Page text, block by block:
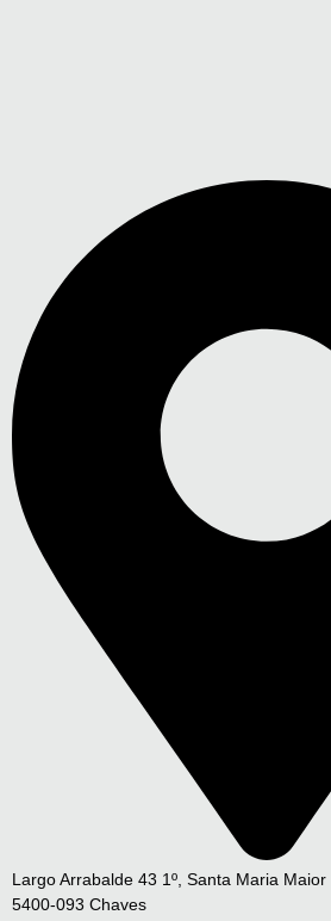
Largo Arrabalde 43 1º, Santa Maria Maior
5400-093 Chaves